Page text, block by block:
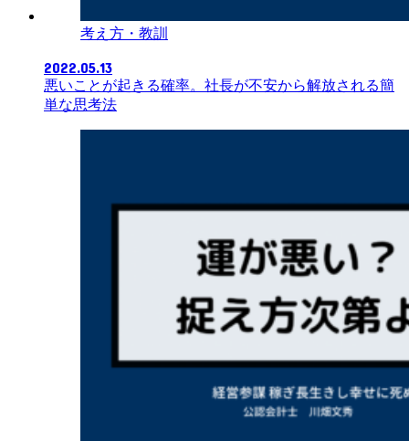
考え方・教訓
2022.05.13
悪いことが起きる確率。社長が不安から解放される簡
単な思考法